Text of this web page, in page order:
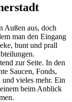
Außen aus, doch
man den Eingang
bunt und prall
zur Seite. In den
Saucen, Fonds,
vieles mehr. Ein
beim Anblick